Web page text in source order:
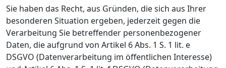
Sie haben das Recht, aus Gründen, die sich aus Ihrer
besonderen Situation ergeben, jederzeit gegen die
Verarbeitung Sie betreffender personenbezogener
Daten, die aufgrund von Artikel 6 Abs. 1 S. 1 lit. e
DSGVO (Datenverarbeitung im öffentlichen Interesse)